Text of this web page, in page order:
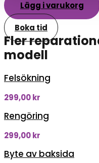
Lägg i varukorg
Boka tid
Fler
modell
Felsökning
299,00kr
Rengöring
299,00kr
Byte av baksida